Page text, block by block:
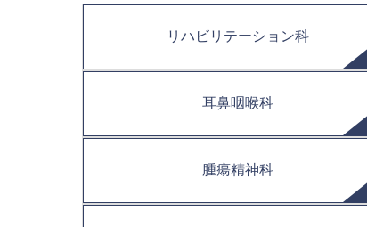
リハビリテーション科
耳鼻咽喉科
腫瘍精神科